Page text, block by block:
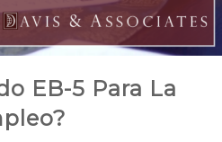
EB-5 Para La